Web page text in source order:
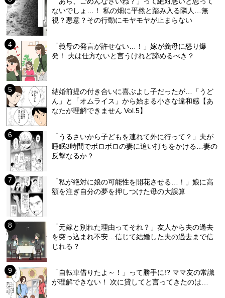
ないでしょ…！ 私の畑に平然と踏み入る隣人…無
視？悪意？その行動にモヤモヤが止まらない
「義母の発言が許せない…！」嫁が義母に怒り爆
発！ 夫は仕方ないと言うけれど諦めるべき？
結婚前提の付き合いに喜ぶよし子だったが…「うど
ん」と「オムライス」から始まる小さな違和感【あ
なたが理解できません Vol.5】
「うるさいから子どもを連れて外に行って？」夫が
睡眠3時間でボロボロの妻に追い打ちをかける…妻の
反撃なるか？
「私が絶対に娘の可能性を開花させる…！」娘に高
額を注ぎ自分の夢を押しつけた母の大誤算
「元嫁と別れた理由ってそれ？」友人から夫の過去
を突っ込まれ不安…信じて結婚した夫の過去まで信
じれる？
「自転車借りたよ～！」って勝手に!? ママ友の常識
が理解できない！ 次に貸してと言ってきたのは…